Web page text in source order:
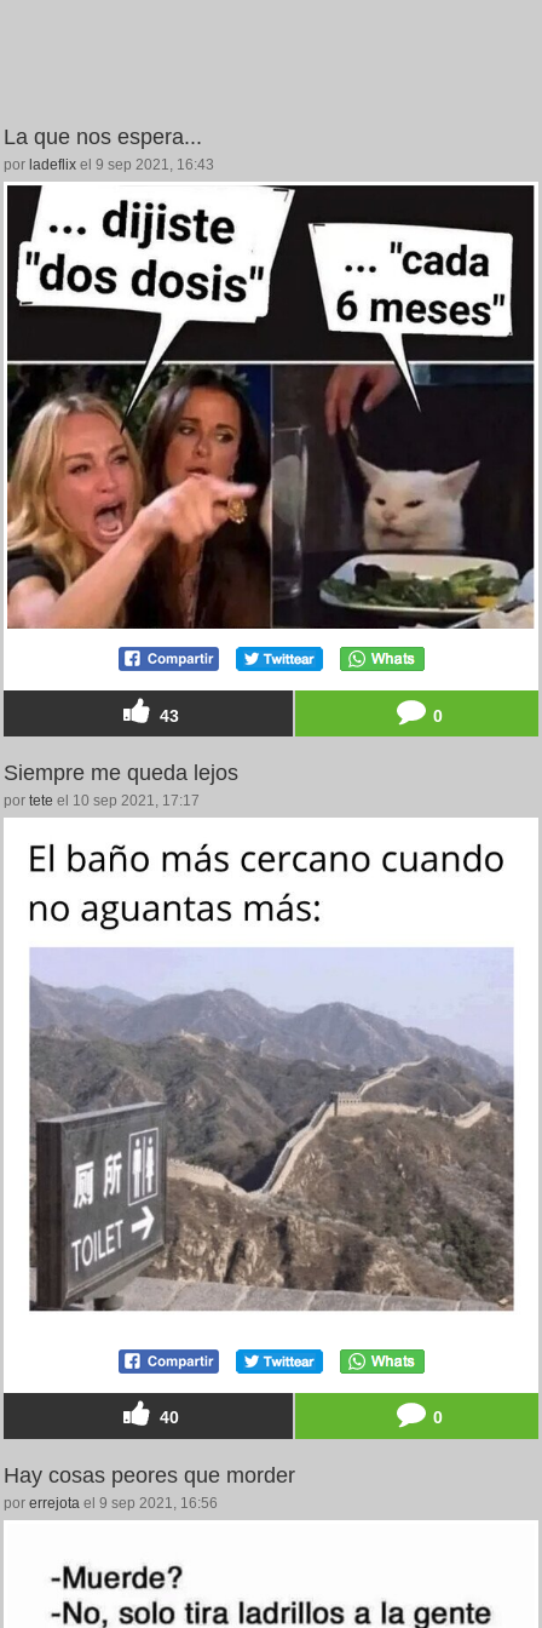
La que nos espera...
por ladeflix el 9 sep 2021, 16:43
43 0
Siempre me queda lejos
por tete el 10 sep 2021, 17:17
40 0
Hay cosas peores que morder
por errejota el 9 sep 2021, 16:56